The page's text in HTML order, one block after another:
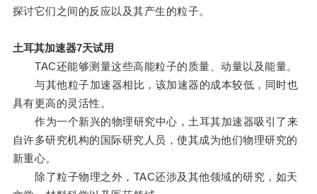
探讨它们之间的反应以及其产生的粒子。
土耳其加速器7天试用
TAC还能够测量这些高能粒子的质量、动量以及能量。
与其他粒子加速器相比，该加速器的成本较低，同时也
具有更高的灵活性。
作为一个新兴的物理研究中心，土耳其加速器吸引了来
自许多研究机构的国际研究人员，使其成为他们物理研究的
新重心。
除了粒子物理之外，TAC还涉及其他领域的研究，如天